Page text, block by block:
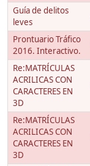
Guía de delitos
leves
Prontuario Tráfico
2016. Interactivo.
Re:MATRÍCULAS
ACRILICAS CON
CARACTERES EN
3D
Re:MATRÍCULAS
ACRILICAS CON
CARACTERES EN
3D